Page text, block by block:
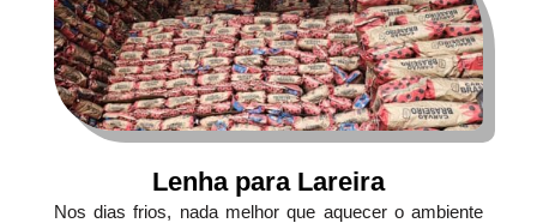
Lenha para Lareira
Nos dias frios, nada melhor que aquecer o ambiente